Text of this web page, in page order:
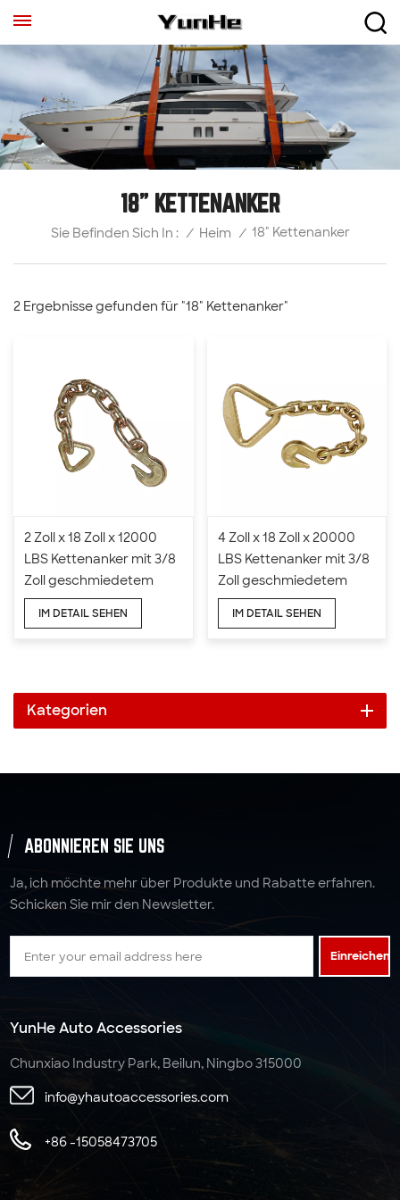
18" KETTENANKER
Sie Befinden Sich In : / Heim / 18" Kettenanker
2 Ergebnisse gefunden für "18" Kettenanker"
2 Zoll x 18 Zoll x 12000
LBS Kettenanker mit 3/8
Zoll geschmiedetem
Haltehaken
IM DETAIL SEHEN
4 Zoll x 18 Zoll x 20000
LBS Kettenanker mit 3/8
Zoll geschmiedetem
Haltehaken
IM DETAIL SEHEN
Kategorien
ABONNIEREN SIE UNS
Ja, ich möchte mehr über Produkte und Rabatte erfahren.
Schicken Sie mir den Newsletter.
Einreichen
YunHe Auto Accessories
Chunxiao Industry Park, Beilun, Ningbo 315000
info@yhautoaccessories.com
+86 -15058473705